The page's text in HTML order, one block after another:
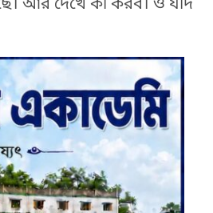
আর দেখে কী করব। ও যদি